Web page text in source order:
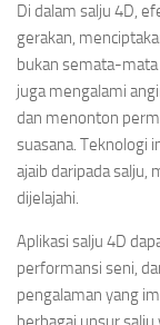
Di dalam salju 4D,
gerakan,
bukan semata-
juga mengalami
dan menonton
suasana. Teknologi
ajaib daripada salju,
dijelajahi.
Aplikasi salju 4D
performansi seni,
pengalaman yang